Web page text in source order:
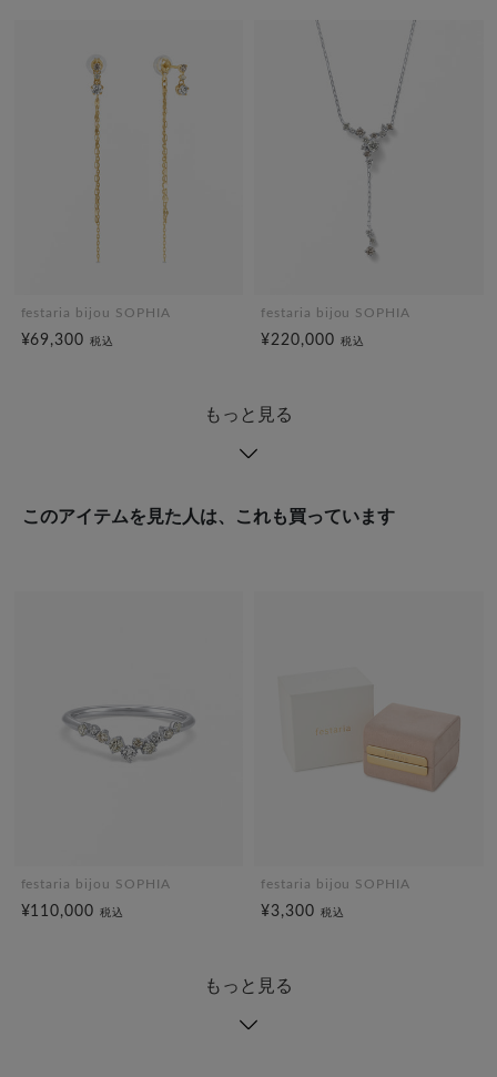
festaria bijou SOPHIA
¥69,300税込
festaria bijou SOPHIA
¥220,000 税込
もっと見る
このアイテムを見た人は、これも買っています
festaria bijou SOPHIA
¥110,000税込
festaria bijou SOPHIA
¥3,300 税込
もっと見る